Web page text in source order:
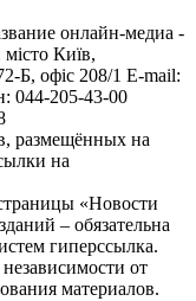
онлайн-медиа -
Київ,
офіс 208/1 E-mail:
044-205-43-00
размещённых на
на
«Новости
– обязательна
гиперссылка.
от
материалов.